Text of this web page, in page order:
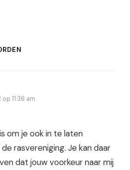
11:36 am
om je ook in te laten
rasvereniging. Je kan daar
dat jouw voorkeur naar mij